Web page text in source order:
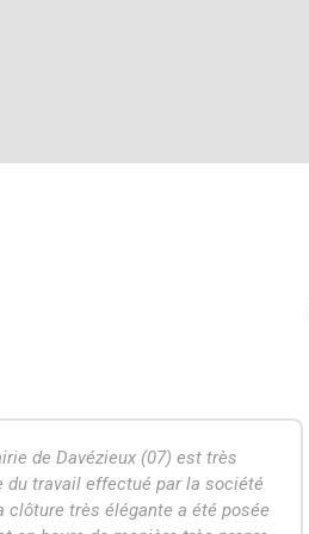
pour votre efficacité. Retour
mail rapide et précis !